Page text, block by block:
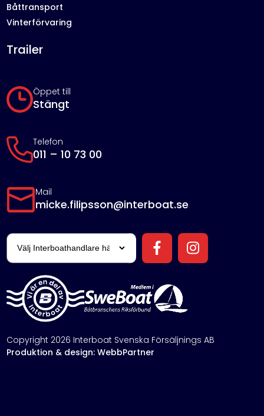
Öppet till
Stängt
Telefon
011 – 10 73 00
Mail
micke.filipsson@interboat.se
Båttransport
Vinterförvaring
Trailer
Copyright 2026 Interboat Svenska Försäljnings AB
Produktion & design: WebbPartner